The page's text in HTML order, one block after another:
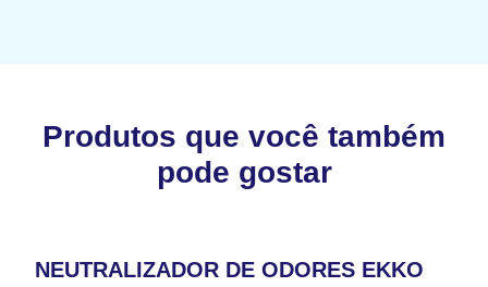
Produtos que você também
pode gostar
NEUTRALIZADOR DE ODORES EKKO